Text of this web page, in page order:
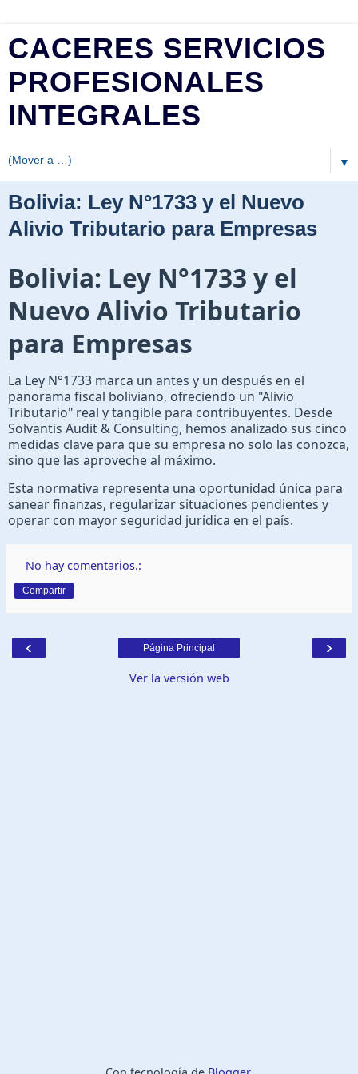
CACERES SERVICIOS
PROFESIONALES
INTEGRALES
▼
Bolivia: Ley N°1733 y el Nuevo
Alivio Tributario para Empresas
Bolivia: Ley N°1733 y el
Nuevo Alivio Tributario
para Empresas
La Ley N°1733 marca un antes y un después en el
panorama fiscal boliviano, ofreciendo un "Alivio
Tributario" real y tangible para contribuyentes. Desde
Solvantis Audit & Consulting, hemos analizado sus cinco
medidas clave para que su empresa no solo las conozca,
sino que las aproveche al máximo.
Esta normativa representa una oportunidad única para
sanear finanzas, regularizar situaciones pendientes y
operar con mayor seguridad jurídica en el país.
No hay comentarios.:
Compartir
‹ ›
Página Principal
Ver la versión web